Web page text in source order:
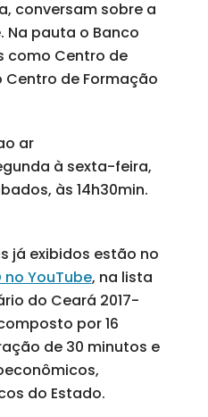
conversam sobre a
Na pauta o Banco
como Centro de
Centro de Formação
ar
à sexta-feira,
às 14h30min.
já exibidos estão no
no YouTube, na lista
do Ceará 2017-
por 16
de 30 minutos e
do Estado.